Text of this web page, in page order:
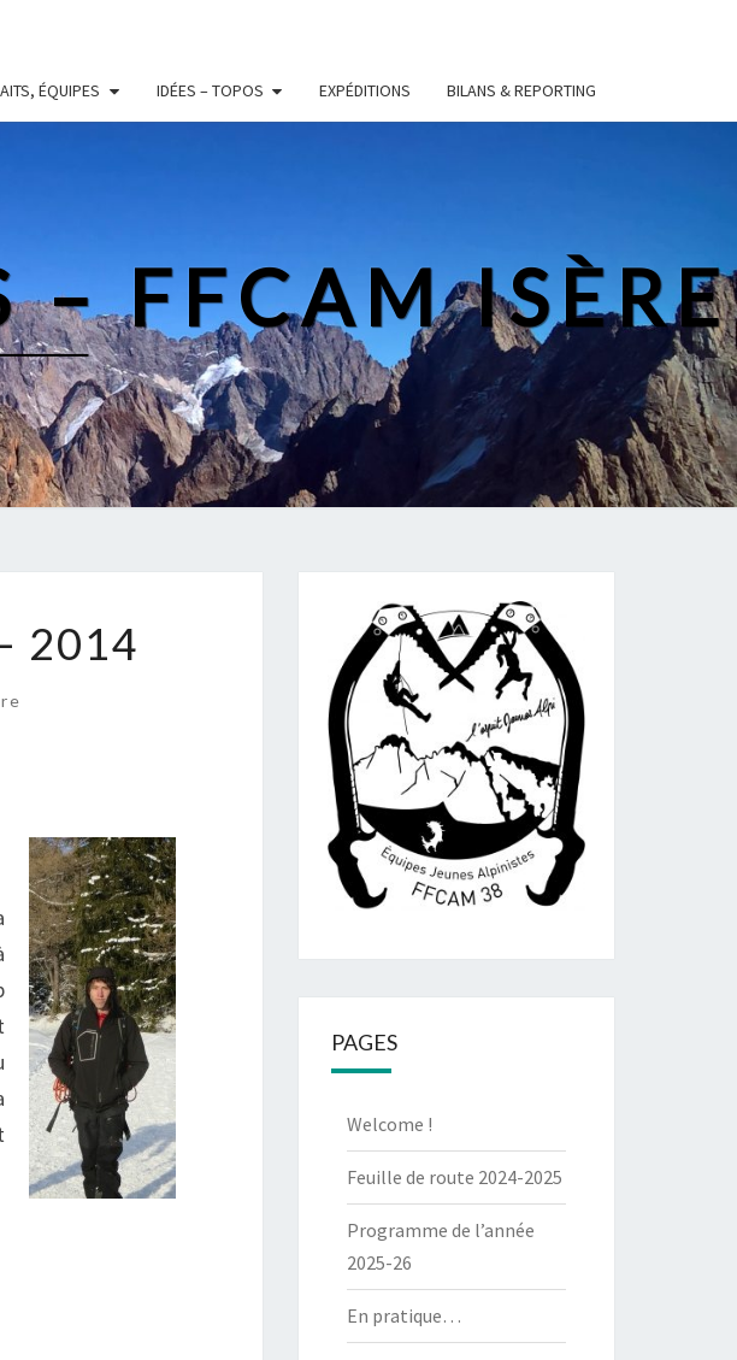
ÉQUIPES IDÉES – TOPOS EXPÉDITIONS BILANS & REPORTING
– FFCAM ISÈRE
2014
PAGES
Welcome !
Feuille de route 2024-2025
Programme de l’année
2025-26
En pratique…